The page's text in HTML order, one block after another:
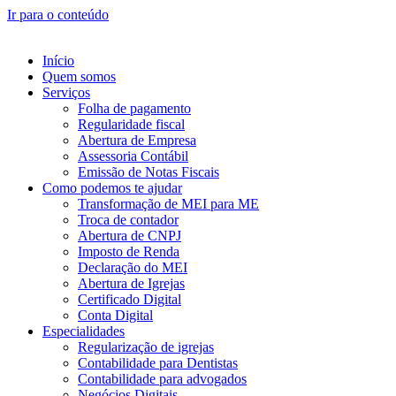
Ir para o conteúdo
Início
Quem somos
Serviços
Folha de pagamento
Regularidade fiscal
Abertura de Empresa
Assessoria Contábil
Emissão de Notas Fiscais
Como podemos te ajudar
Transformação de MEI para ME
Troca de contador
Abertura de CNPJ
Imposto de Renda
Declaração do MEI
Abertura de Igrejas
Certificado Digital
Conta Digital
Especialidades
Regularização de igrejas
Contabilidade para Dentistas
Contabilidade para advogados